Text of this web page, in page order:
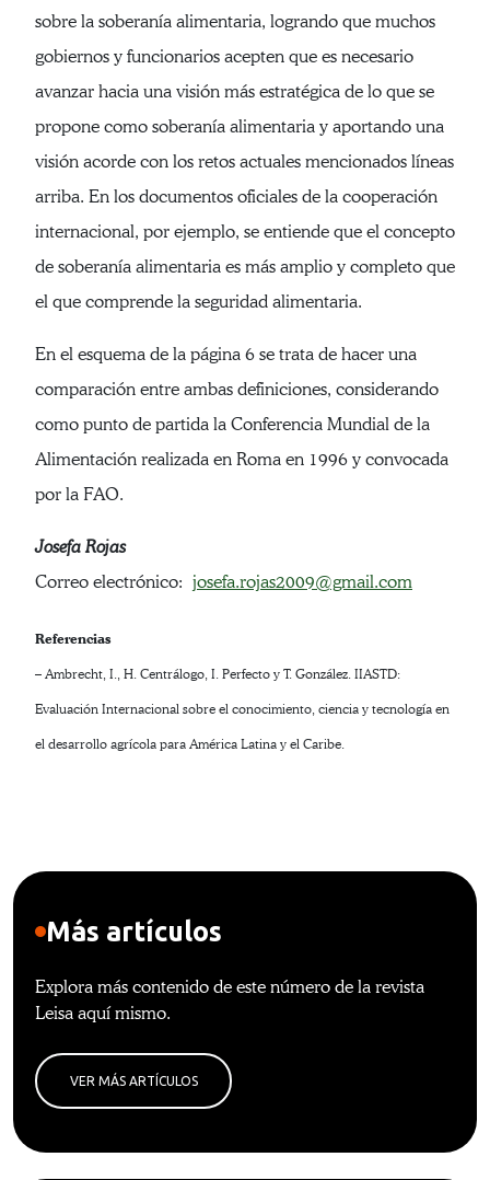
sobre la soberanía alimentaria, logrando que muchos
gobiernos y funcionarios acepten que es necesario
avanzar hacia una visión más estratégica de lo que se
propone como soberanía alimentaria y aportando una
visión acorde con los retos actuales mencionados líneas
arriba. En los documentos oficiales de la cooperación
internacional, por ejemplo, se entiende que el concepto
de soberanía alimentaria es más amplio y completo que
el que comprende la seguridad alimentaria.
En el esquema de la página 6 se trata de hacer una
comparación entre ambas definiciones, considerando
como punto de partida la Conferencia Mundial de la
Alimentación realizada en Roma en 1996 y convocada
por la FAO.
Josefa Rojas
Correo electrónico: josefa.rojas2009@gmail.com
Referencias
– Ambrecht, I., H. Centrálogo, I. Perfecto y T. González. IIASTD:
Evaluación Internacional sobre el conocimiento, ciencia y tecnología en
el desarrollo agrícola para América Latina y el Caribe.
Más artículos
Explora más contenido de este número de la revista
Leisa aquí mismo.
VER MÁS ARTÍCULOS